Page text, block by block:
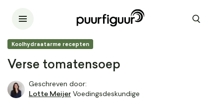
Koolhydraatarme recepten
Verse tomatensoep
Geschreven door:
Lotte Meijer Voedingsdeskundige